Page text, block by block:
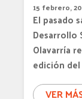
15 febrero,
El pasado
Desarrollo
Olavarría
edición
VER